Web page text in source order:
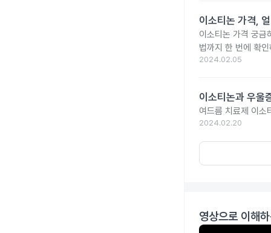
이소티논 가격,
이소티논 가격 궁금
법까지 한 번에 확
2024.02.05
이소티논과 우울
여드름 치료제 이소
2024.02.20
영상으로 이해